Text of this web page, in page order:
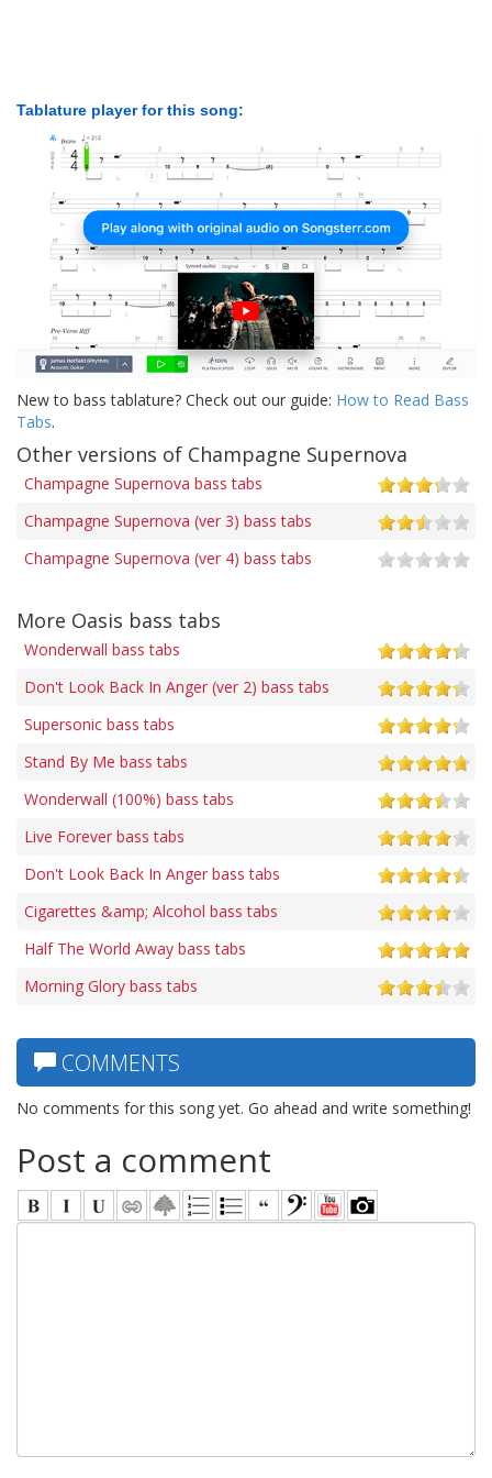
Tablature player for this song:
New to bass tablature? Check out our guide: How to Read Bass
Tabs.
Other versions of Champagne Supernova
Champagne Supernova bass tabs
Champagne Supernova (ver 3) bass tabs
Champagne Supernova (ver 4) bass tabs
More Oasis bass tabs
Wonderwall bass tabs
Don't Look Back In Anger (ver 2) bass tabs
Supersonic bass tabs
Stand By Me bass tabs
Wonderwall (100%) bass tabs
Live Forever bass tabs
Don't Look Back In Anger bass tabs
Cigarettes &amp; Alcohol bass tabs
Half The World Away bass tabs
Morning Glory bass tabs
COMMENTS
No comments for this song yet. Go ahead and write something!
Post a comment